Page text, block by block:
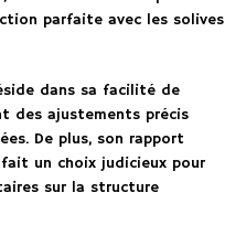
parfaite avec les solives
dans sa facilité de
des ajustements précis
De plus, son rapport
un choix judicieux pour
sur la structure